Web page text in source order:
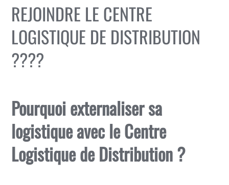
REJOINDRE LE CENTRE
LOGISTIQUE DE DISTRIBUTION
????
Pourquoi externaliser sa
logistique avec le Centre
Logistique de Distribution ?